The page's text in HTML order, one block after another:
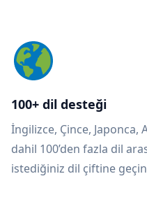
100+ dil desteği
İngilizce, Çince, Japonca,
dahil 100’den fazla dil
istediğiniz dil çiftine